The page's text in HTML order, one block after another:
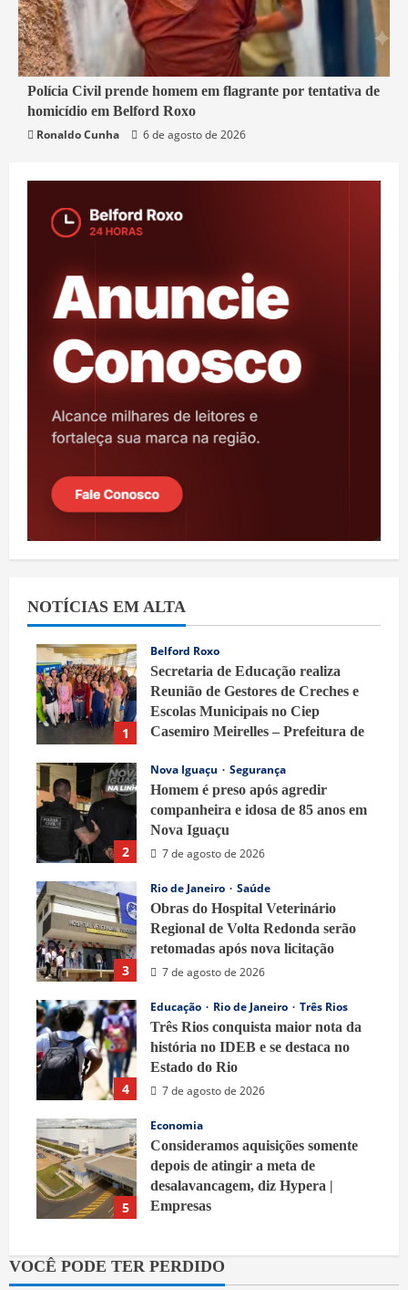
2 min read
Belford Roxo
Segurança
Polícia Civil prende homem em flagrante por tentativa de
homicídio em Belford Roxo
Ronaldo Cunha
6 de agosto de 2026
NOTÍCIAS EM ALTA
1
Belford Roxo
Secretaria de Educação realiza
Reunião de Gestores de Creches e
Escolas Municipais no Ciep
Casemiro Meirelles – Prefeitura de
7 de agosto de 2026
2
Nova Iguaçu
Segurança
Homem é preso após agredir
companheira e idosa de 85 anos em
Nova Iguaçu
7 de agosto de 2026
3
Rio de Janeiro
Saúde
Obras do Hospital Veterinário
Regional de Volta Redonda serão
retomadas após nova licitação
7 de agosto de 2026
4
Educação Rio de Janeiro
Três Rios
Três Rios conquista maior nota da
história no IDEB e se destaca no
Estado do Rio
7 de agosto de 2026
5
Economia
Consideramos aquisições somente
depois de atingir a meta de
desalavancagem, diz Hypera |
Empresas
VOCÊ PODE TER PERDIDO